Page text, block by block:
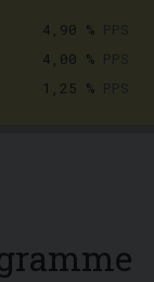
4,90 %
4,00 %
1,25 %